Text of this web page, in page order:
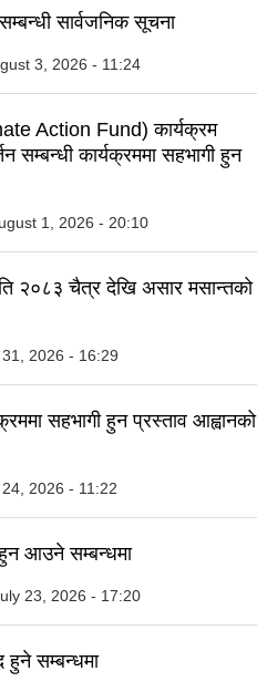
सार्वजनिक सूचना
3, 2026 - 11:24
Action Fund) कार्यक्रम
सम्बन्धी कार्यक्रममा सहभागी हुन
1, 2026 - 20:10
२०८३ चैत्र देखि असार मसान्तको
2026 - 16:29
सहभागी हुन प्रस्ताव आह्वानको
2026 - 11:22
आउने सम्बन्धमा
23, 2026 - 17:20
हुने सम्बन्धमा